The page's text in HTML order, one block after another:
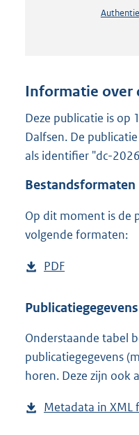
Informatie over
Deze publicatie is
Dalfsen. De
als identifier "dc-
Bestandsformaten
Op dit moment is de
volgende formaten:
D
w
l
o
a
p
PDF
s
a
n
d
g
Publicatiegegevens
Onderstaande tabel
publicatiegegevens
horen. Deze zijn ook
Metadata in XML